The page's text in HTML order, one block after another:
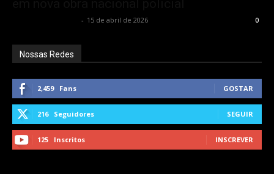
- 15 de abril de 2026 0
Nossas Redes
2,459 Fans GOSTAR
216 Seguidores SEGUIR
125 Inscritos INSCREVER